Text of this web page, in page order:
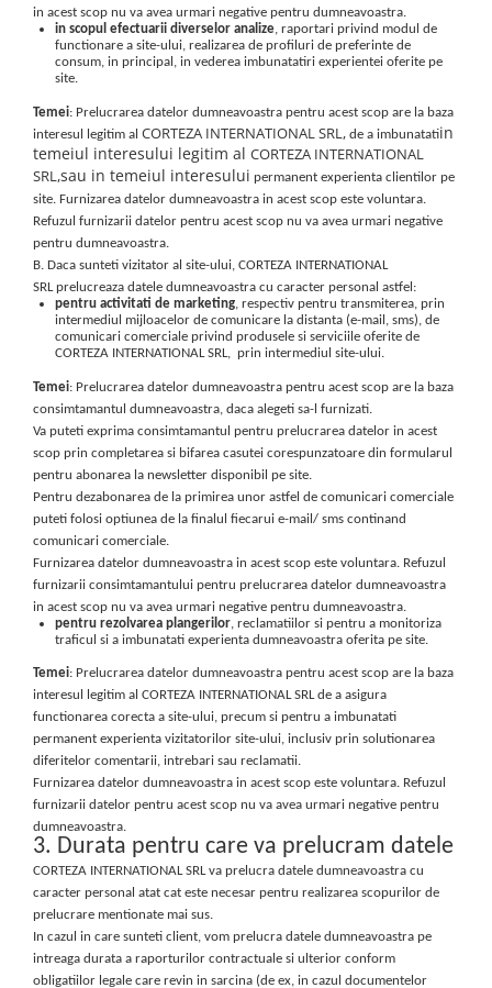
in acest scop nu va avea urmari negative pentru dumneavoastra.
in scopul efectuarii diverselor analize, raportari privind modul de
functionare a site-ului, realizarea de profiluri de preferinte de
consum, in principal, in vederea imbunatatiri experientei oferite pe
site.
Temei: Prelucrarea datelor dumneavoastra pentru acest scop are la baza
interesul legitim al CORTEZA INTERNATIONAL SRL, de a imbunatatiin
temeiul interesului legitim al CORTEZA INTERNATIONAL
SRL,sau in temeiul interesului permanent experienta clientilor pe
site. Furnizarea datelor dumneavoastra in acest scop este voluntara.
Refuzul furnizarii datelor pentru acest scop nu va avea urmari negative
pentru dumneavoastra.
B. Daca sunteti vizitator al site-ului, CORTEZA INTERNATIONAL
SRL prelucreaza datele dumneavoastra cu caracter personal astfel:
pentru activitati de marketing, respectiv pentru transmiterea, prin
intermediul mijloacelor de comunicare la distanta (e-mail, sms), de
comunicari comerciale privind produsele si serviciile oferite de
CORTEZA INTERNATIONAL SRL, prin intermediul site-ului.
Temei: Prelucrarea datelor dumneavoastra pentru acest scop are la baza
consimtamantul dumneavoastra, daca alegeti sa-l furnizati.
Va puteti exprima consimtamantul pentru prelucrarea datelor in acest
scop prin completarea si bifarea casutei corespunzatoare din formularul
pentru abonarea la newsletter disponibil pe site.
Pentru dezabonarea de la primirea unor astfel de comunicari comerciale
puteti folosi optiunea de la finalul fiecarui e-mail/ sms continand
comunicari comerciale.
Furnizarea datelor dumneavoastra in acest scop este voluntara. Refuzul
furnizarii consimtamantului pentru prelucrarea datelor dumneavoastra
in acest scop nu va avea urmari negative pentru dumneavoastra.
pentru rezolvarea plangerilor, reclamatiilor si pentru a monitoriza
traficul si a imbunatati experienta dumneavoastra oferita pe site.
Temei: Prelucrarea datelor dumneavoastra pentru acest scop are la baza
interesul legitim al CORTEZA INTERNATIONAL SRL de a asigura
functionarea corecta a site-ului, precum si pentru a imbunatati
permanent experienta vizitatorilor site-ului, inclusiv prin solutionarea
diferitelor comentarii, intrebari sau reclamatii.
Furnizarea datelor dumneavoastra in acest scop este voluntara. Refuzul
furnizarii datelor pentru acest scop nu va avea urmari negative pentru
dumneavoastra.
3. Durata pentru care va prelucram datele
CORTEZA INTERNATIONAL SRL va prelucra datele dumneavoastra cu
caracter personal atat cat este necesar pentru realizarea scopurilor de
prelucrare mentionate mai sus.
In cazul in care sunteti client, vom prelucra datele dumneavoastra pe
intreaga durata a raporturilor contractuale si ulterior conform
obligatiilor legale care revin in sarcina (de ex, in cazul documentelor